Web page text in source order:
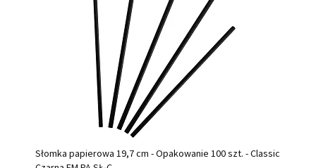
Słomka papierowa 19,7 cm - Opakowanie 100 szt. - Classic